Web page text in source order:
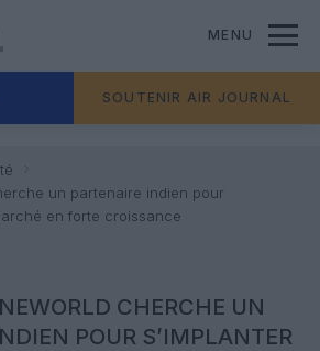
MENU
SOUTENIR AIR JOURNAL
un partenaire indien pour
en forte croissance
CHERCHE UN
POUR S’IMPLANTER